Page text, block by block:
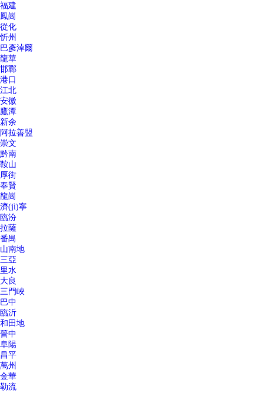
福建
鳳崗
從化
忻州
巴彥淖爾
龍華
邯鄲
港口
江北
安徽
鷹潭
新余
阿拉善盟
崇文
黔南
鞍山
厚街
奉賢
龍崗
濟(jì)寧
臨汾
拉薩
番禺
山南地
三亞
里水
大良
三門峽
巴中
臨沂
和田地
晉中
阜陽
昌平
萬州
金華
勒流